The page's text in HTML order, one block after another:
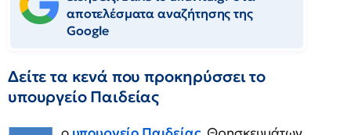
αποτελέσματα αναζήτησης της
Google
Δείτε τα κενά που προκηρύσσει το
υπουργείο Παιδείας